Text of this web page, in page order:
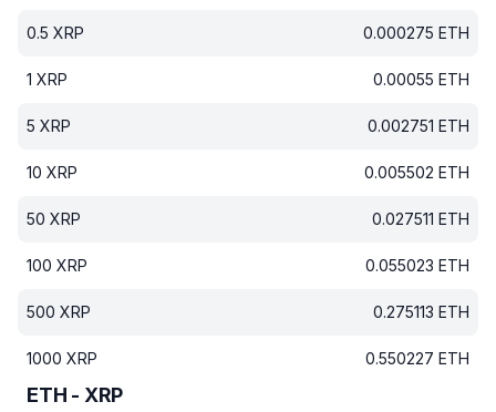
0.5 XRP 0.000275 ETH
1 XRP 0.00055 ETH
5 XRP 0.002751 ETH
10 XRP 0.005502 ETH
50 XRP 0.027511 ETH
100 XRP 0.055023 ETH
500 XRP 0.275113 ETH
1000 XRP 0.550227 ETH
ETH - XRP